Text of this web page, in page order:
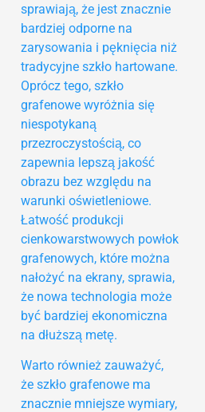
sprawiają, że jest znacznie
bardziej odporne na
zarysowania i pęknięcia niż
tradycyjne szkło hartowane.
Oprócz tego, szkło
grafenowe wyróżnia się
niespotykaną
przezroczystością, co
zapewnia lepszą jakość
obrazu bez względu na
warunki oświetleniowe.
Łatwość produkcji
cienkowarstwowych powłok
grafenowych, które można
nałożyć na ekrany, sprawia,
że nowa technologia może
być bardziej ekonomiczna
na dłuższą metę.
Warto również zauważyć,
że szkło grafenowe ma
znacznie mniejsze wymiary,